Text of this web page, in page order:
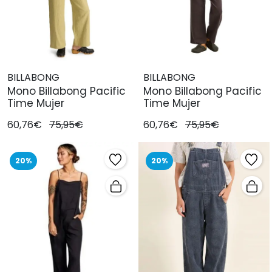
BILLABONG
Mono Billabong Pacific
Time Mujer
60,76€ 75,95€
BILLABONG
Mono Billabong Pacific
Time Mujer
60,76€ 75,95€
20% 20%